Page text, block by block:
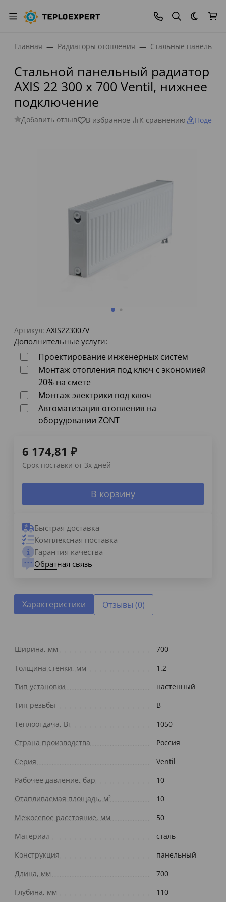
Темная
Главная Радиаторы отопления Стальные
Стальной панельный радиатор
AXIS 22 300 x 700 Ventil, нижнее
подключение
Добавить отзыв В избранное К сравнению
Артикул: AXIS223007V
Дополнительные услуги:
Проектирование инженерных систем
Монтаж отопления под ключ с экономией
20% на смете
Монтаж электрики под ключ
Автоматизация отопления на
оборудовании ZONT
6 174,81 ₽
Срок поставки от 3х дней
В корзину
Быстрая доставка
Комплексная поставка
Гарантия качества
Обратная связь
Характеристики Отзывы (0)
Ширина, мм
700
Толщина стенки, мм
1.2
Тип установки
настенный
Тип резьбы
В
Теплоотдача, Вт
1050
Страна производства
Россия
Серия
Ventil
Рабочее давление, бар
10
Отапливаемая площадь, м²
10
Межосевое расстояние, мм
50
Материал
сталь
Конструкция
панельный
Длина, мм
700
Глубина, мм
110